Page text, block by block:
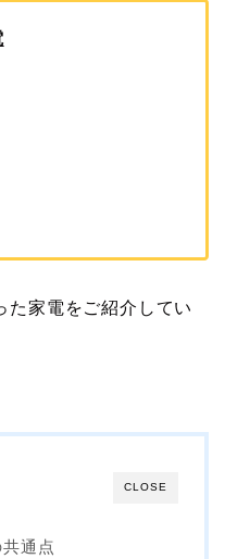
た家電をご紹介してい
CLOSE
通点